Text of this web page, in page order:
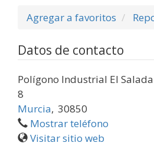
Agregar a favoritos
Datos de contacto
Polígono Industrial El
8
Murcia, 30850
Mostrar teléfono
Visitar sitio web